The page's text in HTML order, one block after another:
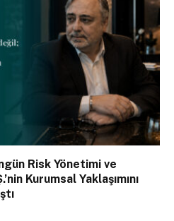
Risk Yönetimi ve
Kurumsal Yaklaşımını